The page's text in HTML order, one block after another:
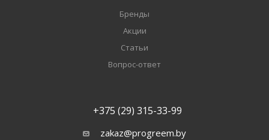
Бренды
Акции
Статьи
Вопрос-ответ
+375 (29) 315-33-99
zakaz@progreem.by